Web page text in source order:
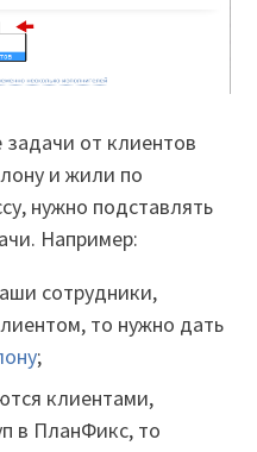
от клиентов
и жили по
нужно подставлять
Например:
сотрудники,
то нужно дать
;
клиентами,
в ПланФикс, то